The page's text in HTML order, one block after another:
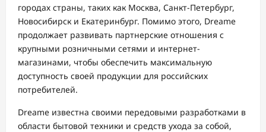
городах страны, таких как Москва, Санкт-Петербург,
Новосибирск и Екатеринбург. Помимо этого, Dreame
продолжает развивать партнерские отношения с
крупными розничными сетями и интернет-
магазинами, чтобы обеспечить максимальную
доступность своей продукции для российских
потребителей.
Dreame известна своими передовыми разработками в
области бытовой техники и средств ухода за собой,